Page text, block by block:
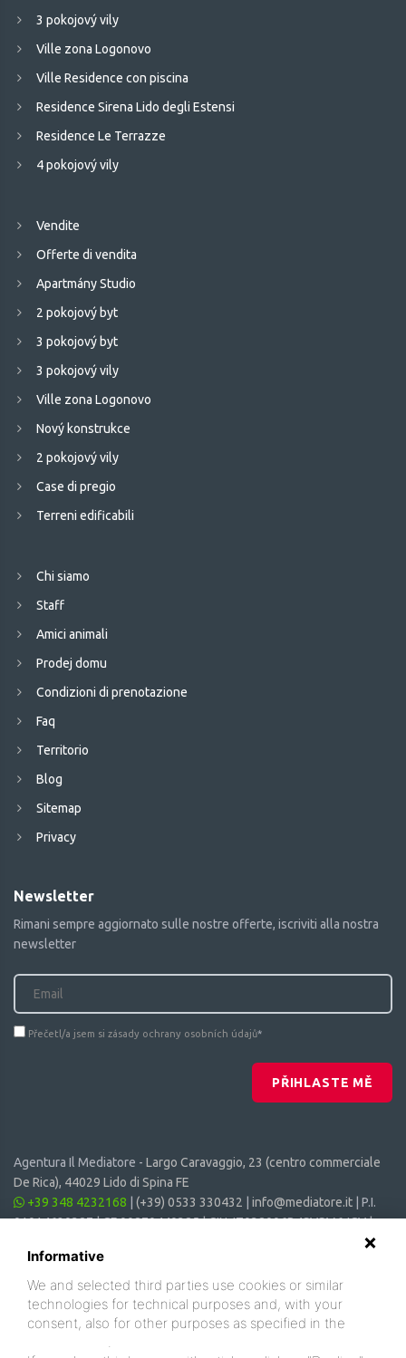
3 pokojový vily
Ville zona Logonovo
Ville Residence con piscina
Residence Sirena Lido degli Estensi
Residence Le Terrazze
4 pokojový vily
Vendite
Offerte di vendita
Apartmány Studio
2 pokojový byt
3 pokojový byt
3 pokojový vily
Ville zona Logonovo
Nový konstrukce
2 pokojový vily
Case di pregio
Terreni edificabili
Chi siamo
Staff
Amici animali
Prodej domu
Condizioni di prenotazione
Faq
Territorio
Blog
Sitemap
Privacy
Newsletter
Rimani sempre aggiornato sulle nostre offerte, iscriviti alla nostra
newsletter
Přečetl/a jsem si zásady ochrany osobních údajů*
PŘIHLASTE MĚ
Agentura Il Mediatore - Largo Caravaggio, 23 (centro commerciale
De Rica), 44029 Lido di Spina FE
+39 348 4232168
(+39) 0533 330432 info@mediatore.it | P.I.
01014620387 | CF 00870440385 | CIN: IT038006B4SVSM6JCV |
Informative
We and selected third parties use cookies or similar
technologies for technical purposes and, with your
consent, also for other purposes as specified in the
.